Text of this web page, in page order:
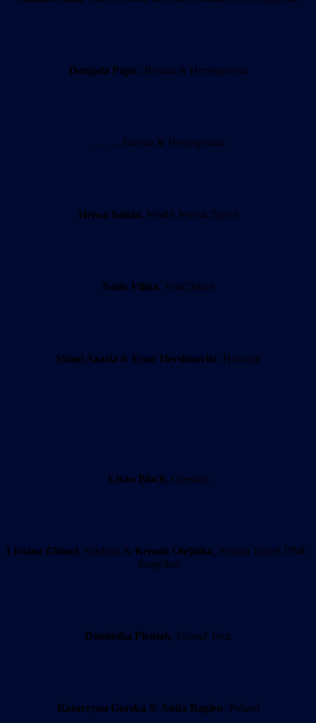
Danijela Papic, Bosnia & Herzegovina
… …, Bosnia & Herzegovina
Heiwa Ishida, World Jewish Travel
Nativ Filiba, Visit2Israel
Shimi Azaria & Eran Hershkovitz, Howazit
Liran Bloch, Guestim
Liviana Ghiani, Sardinia & Renata Olejnika, Renata Travel DMC
Sargedna
Dominika Pieniak, Poland Tour
Katarzyna Gorska & Anita Bagien, Poland